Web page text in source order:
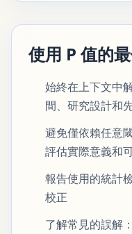
使用 P 值的
始終在上下文中
間、研究設計和
避免僅依賴任意
評估實際意義和
報告使用的統計
校正
了解常見的誤解